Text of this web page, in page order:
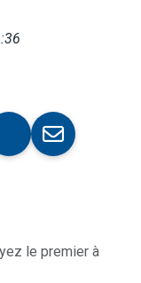
le premier à